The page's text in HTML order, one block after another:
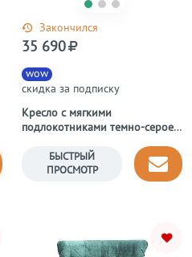
Закончился
Кресло с мягкими
подлокотниками темно-серое
wow
скидка за подписку
35 690
БЫСТРЫЙ
ПРОСМОТР